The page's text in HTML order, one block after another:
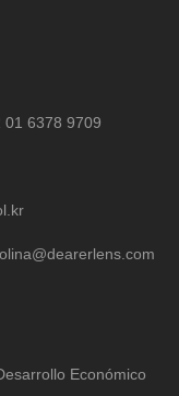
01 6378 9709
Económico